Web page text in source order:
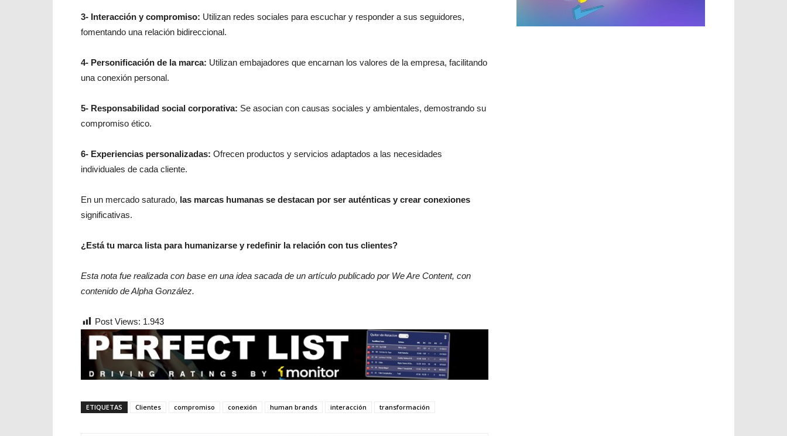
3- Interacción y compromiso: Utilizan redes sociales para escuchar y responder a sus seguidores,
fomentando una relación bidireccional.
4- Personificación de la marca: Utilizan embajadores que encarnan los valores de la empresa, facilitando
una conexión personal.
5- Responsabilidad social corporativa: Se asocian con causas sociales y ambientales, demostrando su
compromiso ético.
6- Experiencias personalizadas: Ofrecen productos y servicios adaptados a las necesidades
individuales de cada cliente.
En un mercado saturado, las marcas humanas se destacan por ser auténticas y crear conexiones
significativas.
¿Está tu marca lista para humanizarse y redefinir la relación con tus clientes?
Esta nota fue realizada con base en una idea sacada de un artículo publicado por We Are Content, con
contenido de Alpha González.
Post Views: 1.943
ETIQUETAS Clientes compromiso conexión human brands interacción transformación